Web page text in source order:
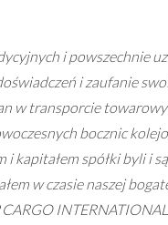
i powszechnie
i zaufanie
w transporcie
bocznic
spółki byli i
w czasie naszej
CARGO